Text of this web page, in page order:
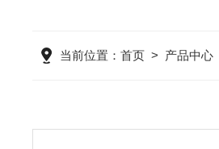
当前位置：首页 > 产品中心